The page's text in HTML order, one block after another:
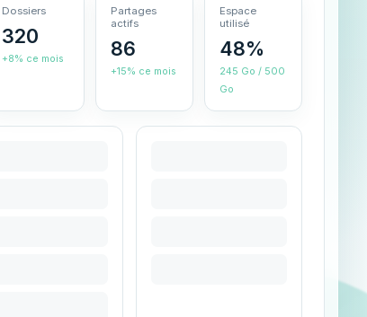
Dossiers
320
+8% ce mois
Partages
actifs
86
+15% ce mois
Espace
utilisé
48%
245 Go / 500
Go